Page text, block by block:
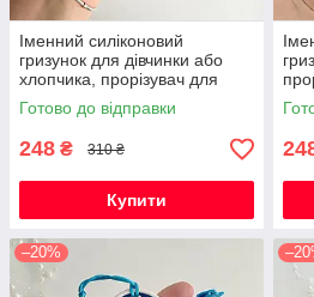
Іменний силіконовий
гризунок для дівчинки або
хлопчика, прорізувач для
зубів, котик Фелікс (сірий)
Готово до відправки
248 ₴ 310 ₴
Купити
–20%